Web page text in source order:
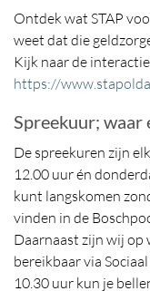
Ontdek wat STAP
weet dat die
Kijk naar de
https://
Spreekuur; waar
De spreekuren zijn
12.00 uur én
kunt langskomen
vinden in de
Daarnaast zijn wij op
bereikbaar via
10.30 uur kun je